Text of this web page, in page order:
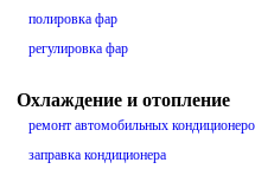
полировка фар
регулировка фар
Охлаждение и отопление
ремонт автомобильных
заправка кондиционера